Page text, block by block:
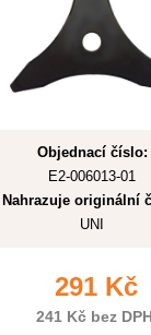
Objednací číslo:
E2-006013-01
Nahrazuje originální
UNI
291 Kč
241 Kč bez DPH